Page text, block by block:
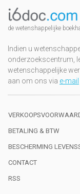
de wetenshappelijke
Indien u
onderzoekscentrum,
wetenschappelijke
aan om ons via e-mail
BETALING & BTW
BESCHERMING
CONTACT
RSS